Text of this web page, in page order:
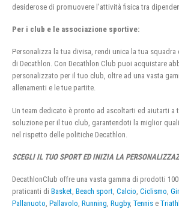
desiderose di promuovere l’attività fisica tra
Per i club e le associazione sportive:
Personalizza la tua divisa, rendi unica la tua
di Decathlon. Con Decathlon Club puoi acquistare
personalizzato per il tuo club, oltre ad una vasta
allenamenti e le tue partite.
Un team dedicato è pronto ad ascoltarti ed aiutarti a
soluzione per il tuo club, garantendoti la miglior
nel rispetto delle politiche Decathlon.
SCEGLI IL TUO SPORT ED INIZIA LA
DecathlonClub offre una vasta gamma di prodotti
praticanti di Basket, Beach sport, Calcio, Ciclismo,
Pallanuoto, Pallavolo, Running, Rugby, Tennis e